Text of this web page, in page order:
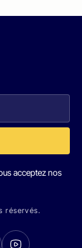
acceptez nos
réservés.